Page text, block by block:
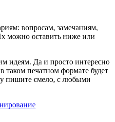
вопросам, замечаниям,
можно оставить ниже или
идеям. Да и просто интересно
таком печатном формате будет
пишите смело, с любыми